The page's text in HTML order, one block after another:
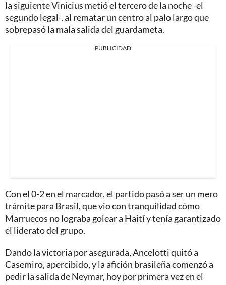
la siguiente Vinicius metió el tercero de la noche -el
segundo legal-, al rematar un centro al palo largo que
sobrepasó la mala salida del guardameta.
PUBLICIDAD
Con el 0-2 en el marcador, el partido pasó a ser un mero
trámite para Brasil, que vio con tranquilidad cómo
Marruecos no lograba golear a Haití y tenía garantizado
el liderato del grupo.
Dando la victoria por asegurada, Ancelotti quitó a
Casemiro, apercibido, y la afición brasileña comenzó a
pedir la salida de Neymar, hoy por primera vez en el